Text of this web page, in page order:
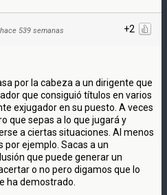
+2
hace 539 semanas
por la cabeza a un dirigente que
que consiguió títulos en varios
exjugador en su puesto. A veces
que sepas a lo que jugará y
a ciertas situaciones. Al menos
por ejemplo. Sacas a un
que puede generar un
o no pero digamos que lo
ha demostrado.